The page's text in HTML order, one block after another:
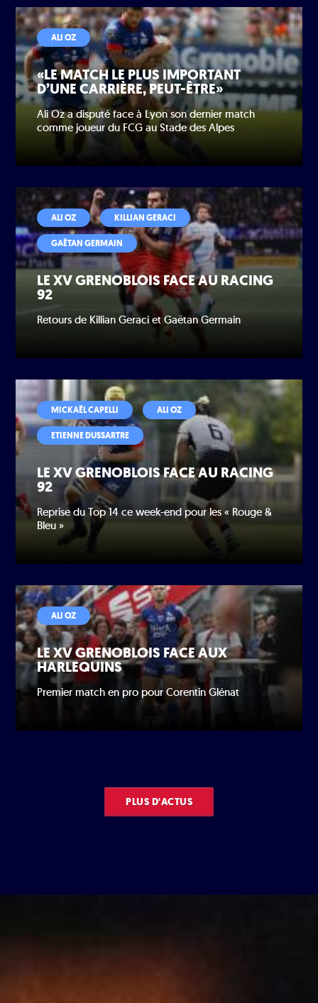
ALI OZ
«LE MATCH LE PLUS IMPORTANT
D’UNE CARRIÈRE, PEUT-ÊTRE»
Ali Oz a disputé face à Lyon son dernier match
comme joueur du FCG au Stade des Alpes
ALI OZ KILLIAN GERACI
GAËTAN GERMAIN
LE XV GRENOBLOIS FACE AU RACING
92
Retours de Killian Geraci et Gaëtan Germain
MICKAËL CAPELLI ALI OZ
ETIENNE DUSSARTRE
LE XV GRENOBLOIS FACE AU RACING
92
Reprise du Top 14 ce week-end pour les « Rouge &
Bleu »
ALI OZ
LE XV GRENOBLOIS FACE AUX
HARLEQUINS
Premier match en pro pour Corentin Glénat
PLUS D'ACTUS